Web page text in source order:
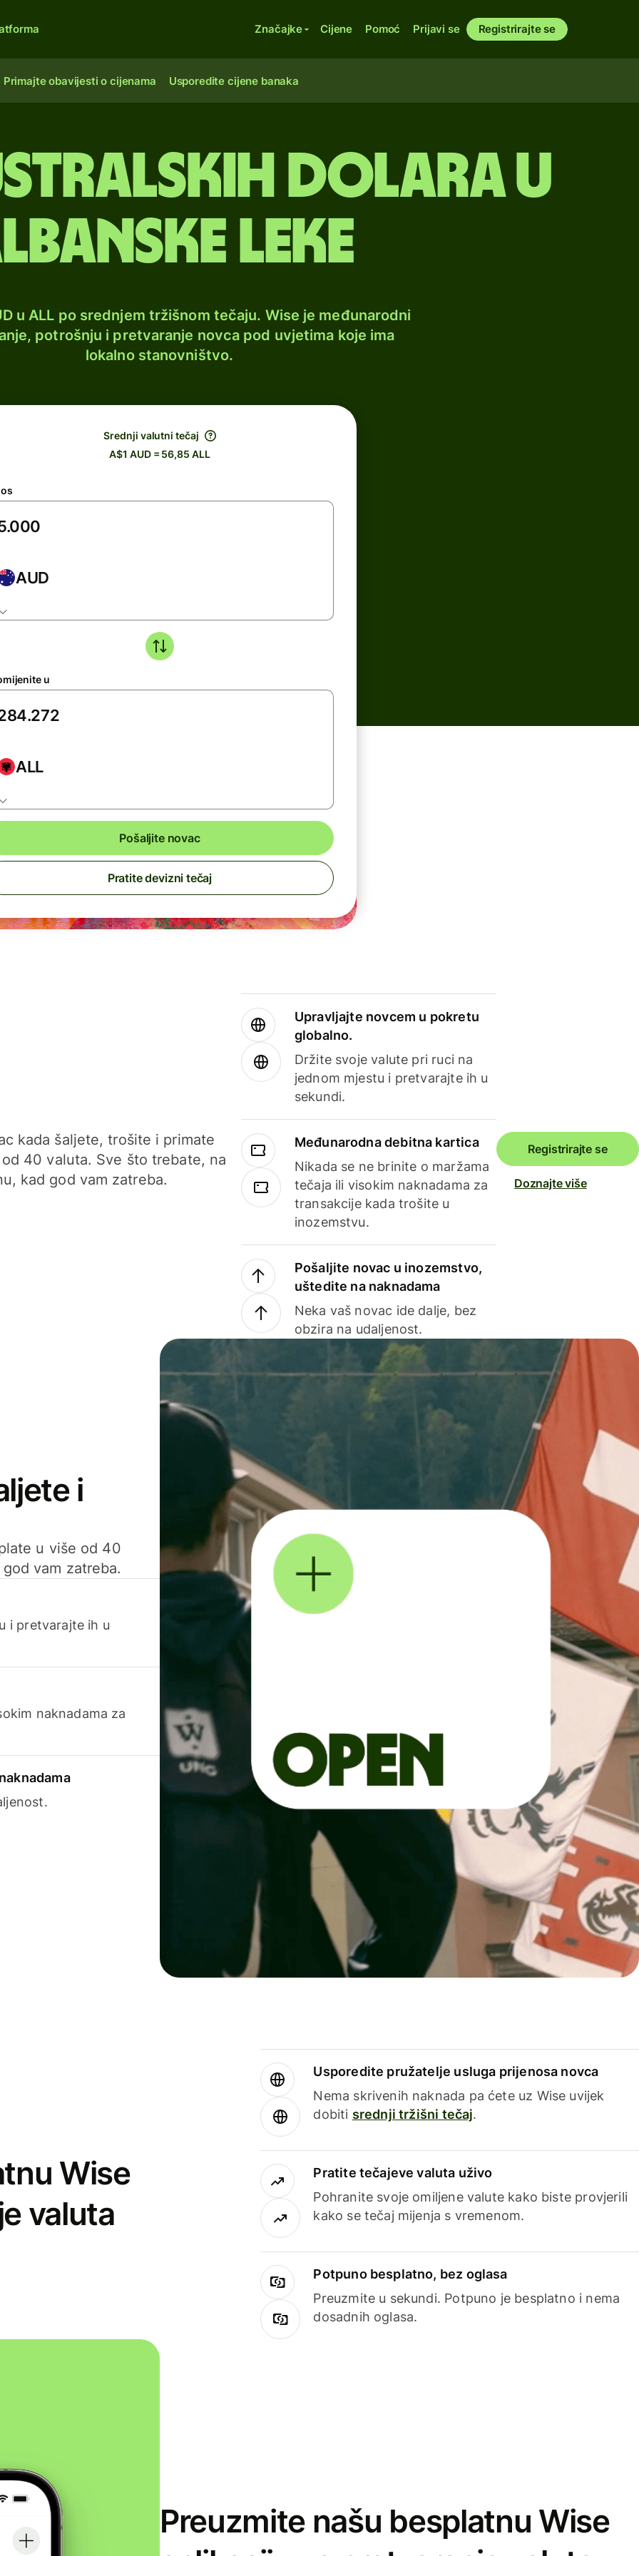
Značajke Cijene Pomoć Prijavi se Registrirajte se
Primajte obavijesti o cijenama Usporedite cijene banaka
dolara u
leke
u ALL po srednjem tržišnom tečaju. Wise je međunarodni
potrošnju i pretvaranje novca pod uvjetima koje ima
lokalno stanovništvo.
Srednji valutni tečaj
A$1 AUD = 56,85 ALL
AUD
u
ALL
Pošaljite novac
Pratite devizni tečaj
kada šaljete, trošite i primate
40 valuta. Sve što trebate, na
kad god vam zatreba.
Upravljajte novcem u pokretu
globalno.
Držite svoje valute pri ruci na
jednom mjestu i pretvarajte ih u
sekundi.
Međunarodna debitna kartica
Nikada se ne brinite o maržama
tečaja ili visokim naknadama za
transakcije kada trošite u
inozemstvu.
Pošaljite novac u inozemstvo,
uštedite na naknadama
Neka vaš novac ide dalje, bez
obzira na udaljenost.
Registrirajte se
Doznajte više
i
u više od 40
vam zatreba.
i pretvarajte ih u
naknadama za
Wise
valuta
Usporedite pružatelje usluga prijenosa novca
Nema skrivenih naknada pa ćete uz Wise uvijek
dobiti srednji tržišni tečaj.
Pratite tečajeve valuta uživo
Pohranite svoje omiljene valute kako biste provjerili
kako se tečaj mijenja s vremenom.
Potpuno besplatno, bez oglasa
Preuzmite u sekundi. Potpuno je besplatno i nema
dosadnih oglasa.
Preuzmite našu besplatnu Wise